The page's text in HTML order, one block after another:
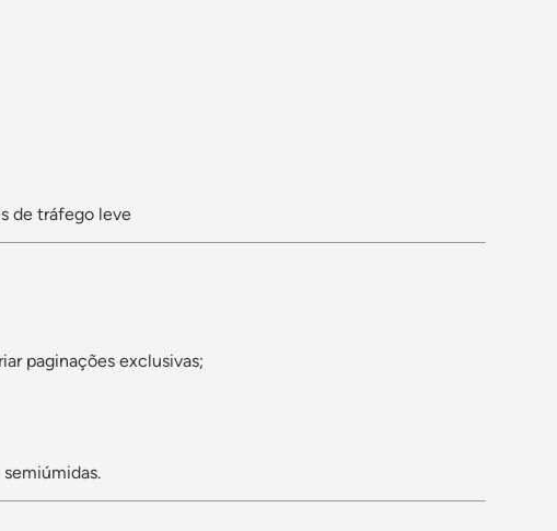
de tráfego leve
paginações exclusivas;
semiúmidas.